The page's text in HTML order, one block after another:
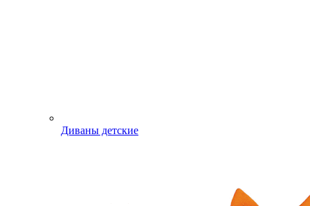
Диваны детские